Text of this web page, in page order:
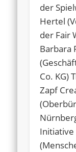
der
Hertel
der Fair
Barbara
Co. KG)
Zapf
Initiative